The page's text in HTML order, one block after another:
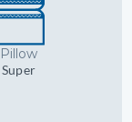
Pillow
Super